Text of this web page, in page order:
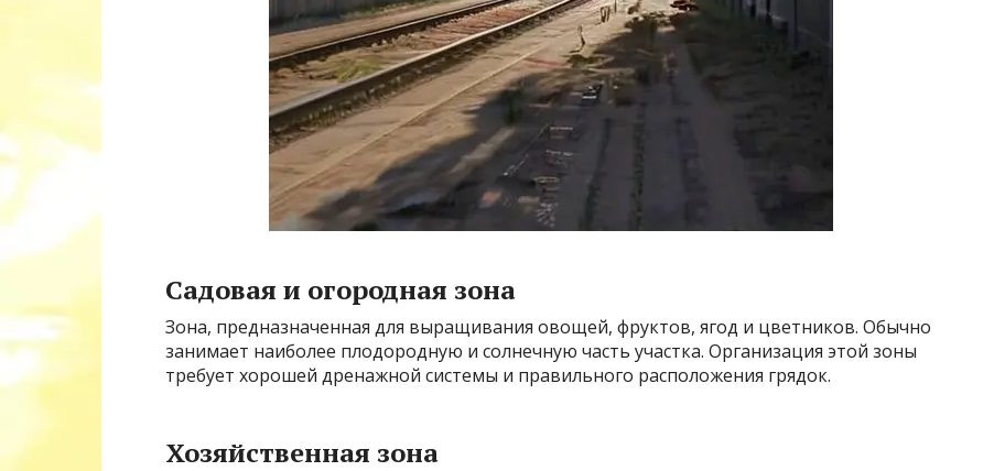
Садовая и огородная зона
Зона, предназначенная для выращивания овощей, фруктов, ягод и цветников. Обычно
занимает наиболее плодородную и солнечную часть участка. Организация этой зоны
требует хорошей дренажной системы и правильного расположения грядок.
Хозяйственная зона